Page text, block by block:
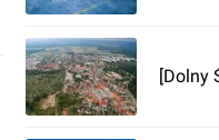
[Dolny